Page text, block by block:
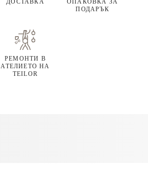
ДОСТАВКА
ОПАКОВКА ЗА
ПОДАРЪК
РЕМОНТИ В
АТЕЛИЕТО НА
TEILOR